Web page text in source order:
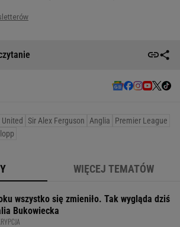
Sir Alex Ferguson Anglia
Premier League
WIĘCEJ TEMATÓW
wszystko się zmieniło. Tak wygląda dziś
Bukowiecka